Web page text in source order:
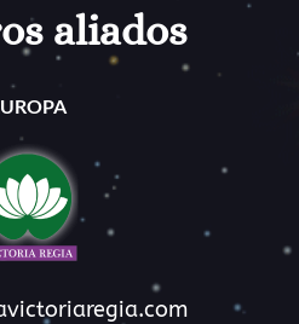
aliados